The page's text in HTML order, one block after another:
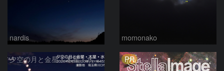
nardis momonako
夕空の月と金星・木星・水星の接近 2026/6/18 PR